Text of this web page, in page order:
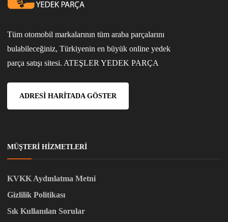
Tüm otomobil markalarının tüm araba parçalarını
bulabileceğiniz, Türkiyenin en büyük online yedek
parça satışı sitesi. ATEŞLER YEDEK PARÇA
ADRESI HARITADA GÖSTER
MÜŞTERI HIZMETLERI
KVKK Aydınlatma Metni
Gizlilik Politikası
Sık Kullanılan Sorular